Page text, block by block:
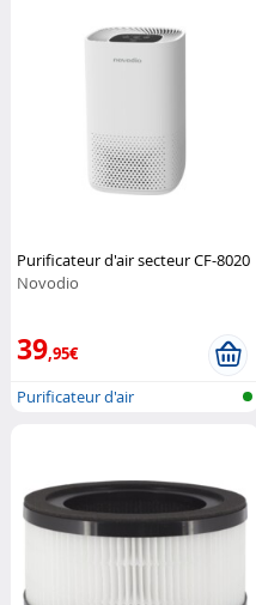
Purificateur d'air secteur CF-8020
Novodio
39,95€
Purificateur d'air